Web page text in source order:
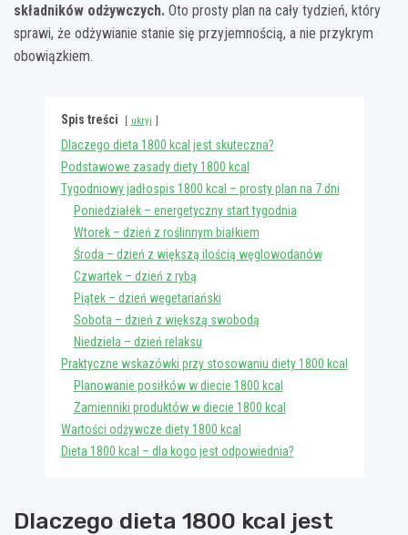
składników odżywczych. Oto prosty plan na cały tydzień, który
sprawi, że odżywianie stanie się przyjemnością, a nie przykrym
obowiązkiem.
Spis treści ukryj
Dlaczego dieta 1800 kcal jest skuteczna?
Podstawowe zasady diety 1800 kcal
Tygodniowy jadłospis 1800 kcal – prosty plan na 7 dni
Poniedziałek – energetyczny start tygodnia
Wtorek – dzień z roślinnym białkiem
Środa – dzień z większą ilością węglowodanów
Czwartek – dzień z rybą
Piątek – dzień wegetariański
Sobota – dzień z większą swobodą
Niedziela – dzień relaksu
Praktyczne wskazówki przy stosowaniu diety 1800 kcal
Planowanie posiłków w diecie 1800 kcal
Zamienniki produktów w diecie 1800 kcal
Wartości odżywcze diety 1800 kcal
Dieta 1800 kcal – dla kogo jest odpowiednia?
Dlaczego dieta 1800 kcal jest